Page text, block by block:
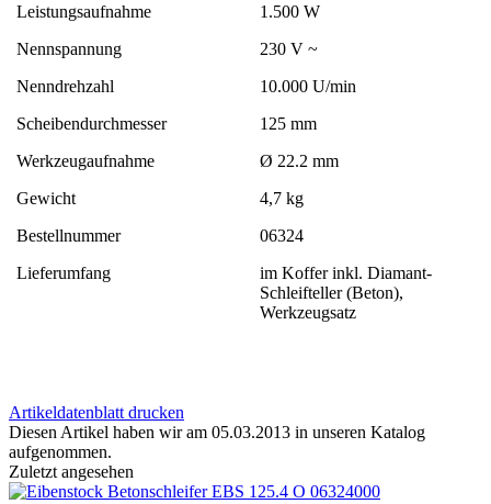
Leistungsaufnahme
Nennspannung
Nenndrehzahl
Scheibendurchmesser
Werkzeugaufnahme
Gewicht
Bestellnummer
Lieferumfang
1.500 W
230 V ~
10.000 U/min
125 mm
Ø 22.2 mm
4,7 kg
06324
im Koffer inkl. Diamant-
Schleifteller (Beton),
Werkzeugsatz
Artikeldatenblatt drucken
Diesen Artikel haben wir am 05.03.2013 in unseren Katalog
aufgenommen.
Zuletzt angesehen